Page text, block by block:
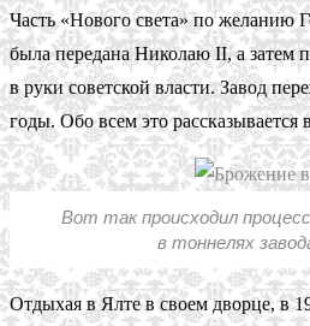
Часть «Нового света» по желанию
была передана Николаю II, а затем
в руки советской власти. Завод
годы. Обо всем это
Вот так происходил
в тоннелях
Отдыхая в Ялте в своем дворце, в